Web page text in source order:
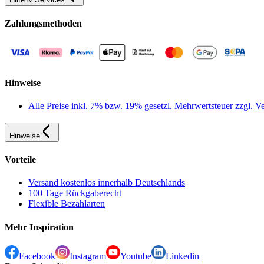
Zahlungsmethoden
Hinweise
Alle Preise inkl. 7% bzw. 19% gesetzl. Mehrwertsteuer zzgl.
Hinweise
Vorteile
Versand kostenlos innerhalb Deutschlands
100 Tage Rückgaberecht
Flexible Bezahlarten
Mehr Inspiration
Facebook Instagram Youtube
Linkedin